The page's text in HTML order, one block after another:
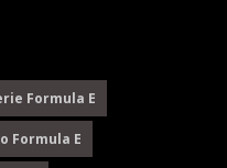
Formula E
Formula E